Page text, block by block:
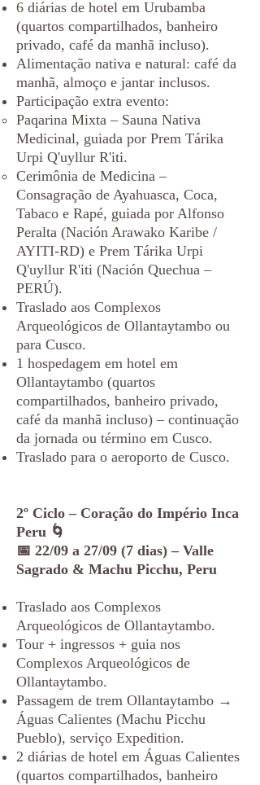
6 diárias de hotel em Urubamba
(quartos compartilhados, banheiro
privado, café da manhã incluso).
Alimentação nativa e natural: café da
manhã, almoço e jantar inclusos.
Participação extra evento:
Paqarina Mixta – Sauna Nativa
Medicinal, guiada por Prem Tárika
Urpi Q'uyllur R'iti.
Cerimônia de Medicina –
Consagração de Ayahuasca, Coca,
Tabaco e Rapé, guiada por Alfonso
Peralta (Nación Arawako Karibe /
AYITI-RD) e Prem Tárika Urpi
Q'uyllur R'iti (Nación Quechua –
PERÚ).
Traslado aos Complexos
Arqueológicos de Ollantaytambo ou
para Cusco.
1 hospedagem em hotel em
Ollantaytambo (quartos
compartilhados, banheiro privado,
café da manhã incluso) – continuação
da jornada ou término em Cusco.
Traslado para o aeroporto de Cusco.
2º Ciclo – Coração do Império Inca
Peru 🌀
📅 22/09 a 27/09 (7 dias) – Valle
Sagrado & Machu Picchu, Peru
Traslado aos Complexos
Arqueológicos de Ollantaytambo.
Tour + ingressos + guia nos
Complexos Arqueológicos de
Ollantaytambo.
Passagem de trem Ollantaytambo →
Águas Calientes (Machu Picchu
Pueblo), serviço Expedition.
2 diárias de hotel em Águas Calientes
(quartos compartilhados, banheiro